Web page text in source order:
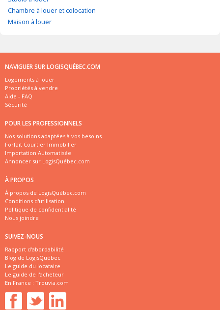
Chambre à louer et colocation
Maison à louer
NAVIGUER SUR LOGISQUÉBEC.COM
Logements à louer
Propriétés à vendre
Aide - FAQ
Sécurité
POUR LES PROFESSIONNELS
Nos solutions adaptées à vos besoins
Forfait Courtier Immobilier
Importation Automatisée
Annoncer sur LogisQuébec.com
À PROPOS
À propos de LogisQuébec.com
Conditions d'utilisation
Politique de confidentialité
Nous joindre
SUIVEZ-NOUS
Rapport d'abordabilité
Blog de LogisQuébec
Le guide du locataire
Le guide de l'acheteur
En France : Trouvia.com